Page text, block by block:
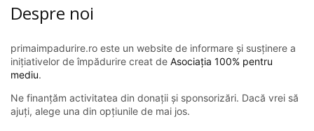
Despre noi
primaimpadurire.ro este un website de informare și susținere a
inițiativelor de împădurire creat de Asociația 100% pentru
mediu.
Ne finanțăm activitatea din donații și sponsorizări. Dacă vrei să
ajuți, alege una din opțiunile de mai jos.